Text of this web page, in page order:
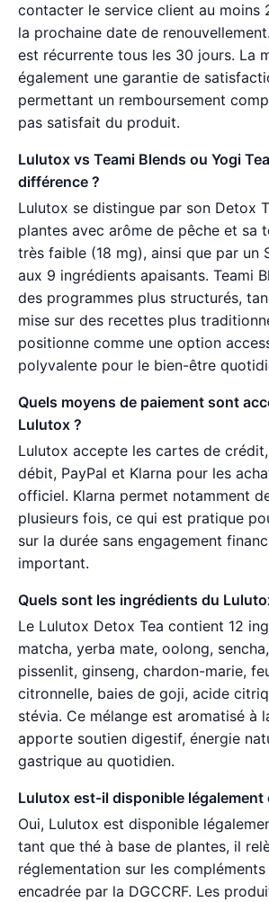
contacter le service client au moins
la prochaine date de
est récurrente tous les 30 jours. La
également une garantie de
permettant un remboursement
pas satisfait du produit.
Lulutox vs Teami Blends ou Yogi
différence ?
Lulutox se distingue par son Detox
plantes avec arôme de pêche et sa
très faible (18 mg), ainsi que par un
aux 9 ingrédients apaisants. Teami
des programmes plus structurés,
mise sur des recettes plus
positionne comme une option
polyvalente pour le bien-être
Quels moyens de paiement sont
Lulutox ?
Lulutox accepte les cartes de
débit, PayPal et Klarna pour les
officiel. Klarna permet notamment
plusieurs fois, ce qui est pratique
sur la durée sans engagement
important.
Quels sont les ingrédients du
Le Lulutox Detox Tea contient 12
matcha, yerba mate, oolong,
pissenlit, ginseng, chardon-marie,
citronnelle, baies de goji, acide
stévia. Ce mélange est aromatisé à
apporte soutien digestif, énergie
gastrique au quotidien.
Lulutox est-il disponible légalement
Oui, Lulutox est disponible
tant que thé à base de plantes, il
réglementation sur les
encadrée par la DGCCRF. Les